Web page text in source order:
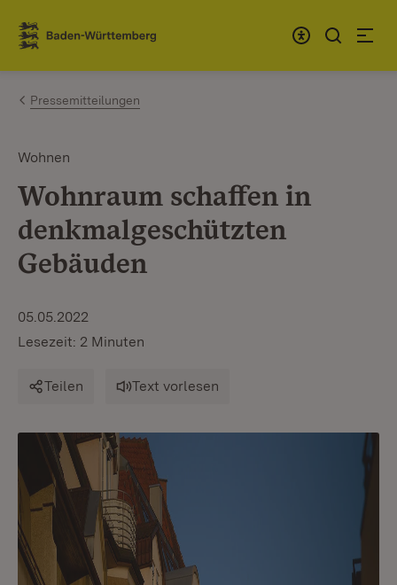
Zum Inhalt springen
Link zur Startseite
Pressemitteilungen
Wohnen
Wohnraum schaffen in
denkmalgeschützten
Gebäuden
05.05.2022
Lesezeit: 2 Minuten
Teilen Text vorlesen